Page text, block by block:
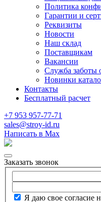
Политика
Гарантии и
Реквизиты
Новости
Наш склад
Поставщикам
Вакансии
Служба заботы
Новинки
Контакты
Бесплатный расчет
+7 953 957-77-71
sales@stroy-id.ru
Написать в Max
Заказать звонок
Я даю свое согласие